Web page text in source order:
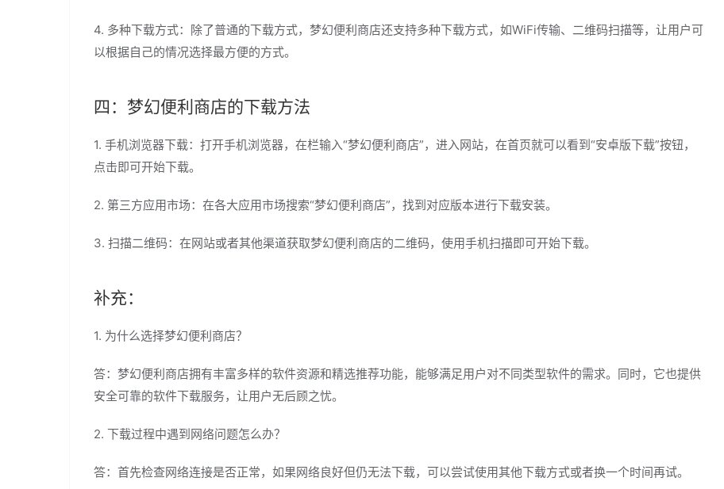
4. 多种下载方式：除了普通的下载方式，梦幻便利商店还支持多种下载方式，如WiFi传输、二维码扫描等，让用户可
以根据自己的情况选择最方便的方式。
四：梦幻便利商店的下载方法
1. 手机浏览器下载：打开手机浏览器，在栏输入“梦幻便利商店”，进入网站，在首页就可以看到“安卓版下载”按钮，
点击即可开始下载。
2. 第三方应用市场：在各大应用市场搜索“梦幻便利商店”，找到对应版本进行下载安装。
3. 扫描二维码：在网站或者其他渠道获取梦幻便利商店的二维码，使用手机扫描即可开始下载。
补充：
1. 为什么选择梦幻便利商店？
答：梦幻便利商店拥有丰富多样的软件资源和精选推荐功能，能够满足用户对不同类型软件的需求。同时，它也提供
安全可靠的软件下载服务，让用户无后顾之忧。
2. 下载过程中遇到网络问题怎么办？
答：首先检查网络连接是否正常，如果网络良好但仍无法下载，可以尝试使用其他下载方式或者换一个时间再试。